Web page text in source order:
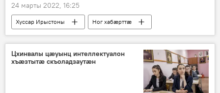
24 марты 2022, 16:25
Хуссар Ирыстоны Ног хабӕрттӕ
Цхинвалы цӕуынц интеллектуалон
хъӕзтытӕ скъоладзаутӕн